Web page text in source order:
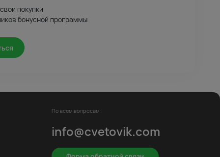
покупки
бонусной программы
По всем вопросам
info@cvetovik.com